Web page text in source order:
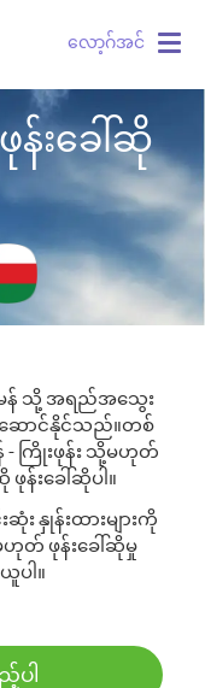
လော့ဂ်အင်
းခေါ်ဆို
မန် သို့ အရည်အသွေး
ဆောင်နိုင်သည်။တစ်
- ကြိုးဖုန်း သို့မဟုတ်
းခေါ်ဆိုပါ။
နှုန်းထားများကို
ဟုတ် ဖုန်းခေါ်ဆိုမှု
ါ။
ပါ